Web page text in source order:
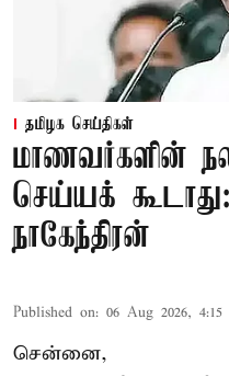
தமிழக செய்திகள்
மாணவர்களின்
செய்யக்
நாகேந்திரன்
Published on: 06 Aug 2026, 4:15
சென்னை,